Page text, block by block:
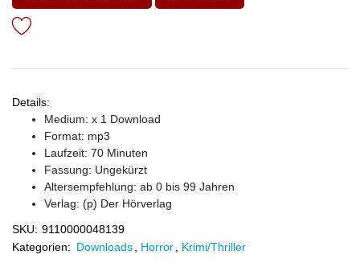
Details:
Medium: x 1 Download
Format: mp3
Laufzeit: 70 Minuten
Fassung: Ungekürzt
Altersempfehlung: ab 0 bis 99 Jahren
Verlag: (p) Der Hörverlag
SKU: 9110000048139
Kategorien: Downloads Horror Krimi/Thriller